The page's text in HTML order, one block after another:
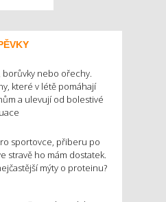
borůvky nebo ořechy.
které v létě pomáhají
a ulevují od bolestivé
sportovce, přiberu po
stravě ho mám dostatek.
mýty o proteinu?